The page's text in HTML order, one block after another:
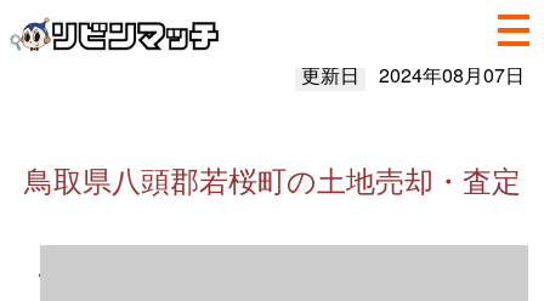
更新日 2024年08月07日
鳥取県八頭郡若桜町の土地売却・査定
鳥取県八頭郡若桜町の土地売却情報（2023